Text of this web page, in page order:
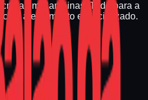
em Campinas. Tudo para a
atendimento especializado.